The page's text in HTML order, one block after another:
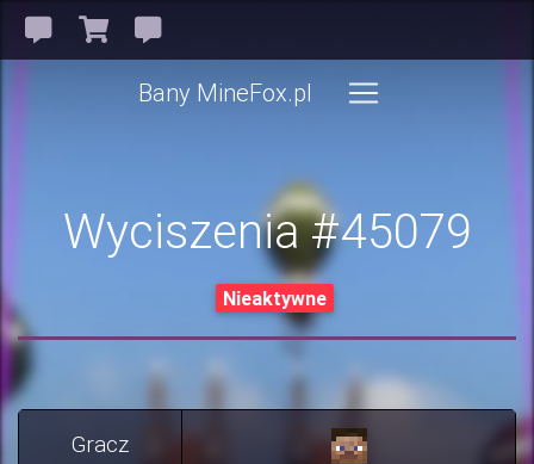
Bany MineFox.pl
Wyciszenia #45079
Nieaktywne
Gracz